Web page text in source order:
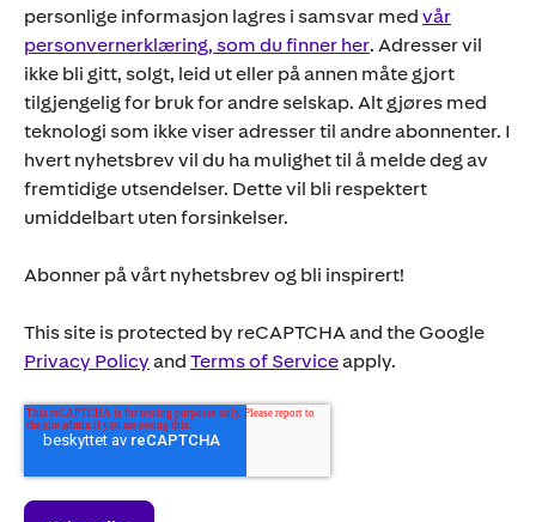
personlige informasjon lagres i samsvar med vår
personvernerklæring, som du finner her. Adresser vil
ikke bli gitt, solgt, leid ut eller på annen måte gjort
tilgjengelig for bruk for andre selskap. Alt gjøres med
teknologi som ikke viser adresser til andre abonnenter. I
hvert nyhetsbrev vil du ha mulighet til å melde deg av
fremtidige utsendelser. Dette vil bli respektert
umiddelbart uten forsinkelser.
Abonner på vårt nyhetsbrev og bli inspirert!
This site is protected by reCAPTCHA and the Google
Privacy Policyand Terms of Serviceapply.